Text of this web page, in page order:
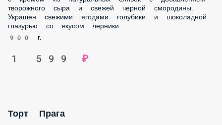
сыра и свежей черной смородины. Украшен свежими
ягодами голубики и шоколадной глазурью со вкусом
черники
900 г.
1 599 ₽
Торт Прага